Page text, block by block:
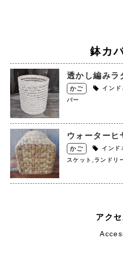
鉢カ
透かし編みラ
かご インド
バー
ウォーターヒ
かご インド
スケット
ランドリ
アクセ